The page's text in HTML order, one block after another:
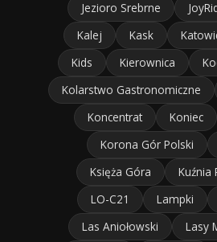
Jezioro Srebrne
Kalej
Kask
Kids
Kierownica
Kolarstwo Gastronomiczne
Koncentrat
Koniec
Korona Gór Polski
Księża Góra
Kuźnia
LO-C21
Lampki
Las Aniołowski
Lasy